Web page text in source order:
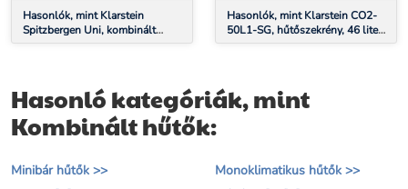
Hasonlók, mint Klarstein
Spitzbergen Uni, kombinált
hűtőszekrény, 91 liter, E
Hasonlók, mint Klarstein CO2-
50L1-SG, hűtőszekrény, 46 liter,
E energiahatékonysági osztály,
Hasonló kategóriák, mint
Kombinált hűtők:
Minibár hűtők >>
Monoklimatikus hűtők >>